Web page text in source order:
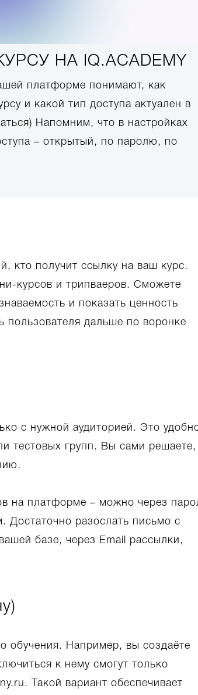
НА IQ.ACADEMY
платформе понимают, как
и какой тип доступа актуален в
Напомним, что в настройках
– открытый, по паролю, по
кто получит ссылку на ваш курс.
курсов и трипваеров. Сможете
и показать ценность
пользователя дальше по воронке
с нужной аудиторией. Это
тестовых групп. Вы сами решаете,
на платформе – можно через
Достаточно разослать письмо с
базе, через Email рассылки,
обучения. Например, вы создаёте
к нему смогут только
Такой вариант обеспечивает